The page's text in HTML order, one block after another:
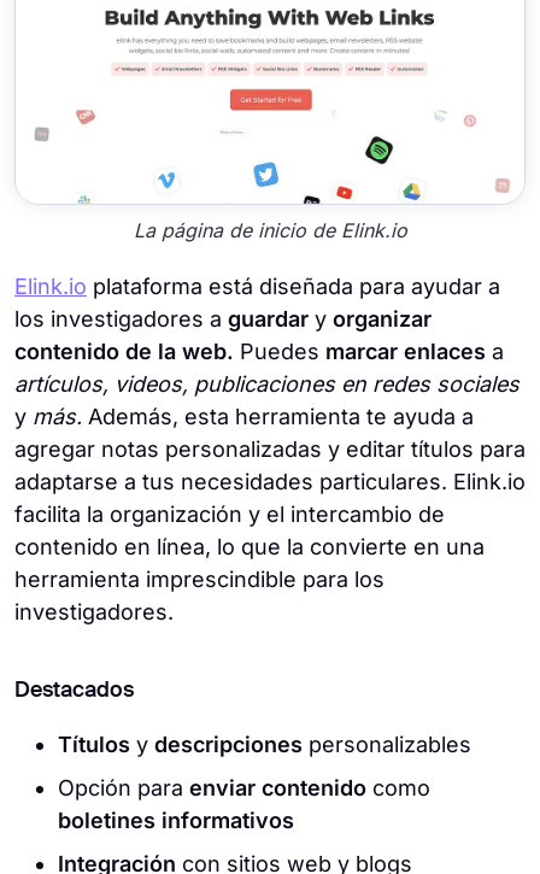
La página de inicio de Elink.io
Elink.io plataforma está diseñada para ayudar a
los investigadores a guardar y organizar
contenido de la web. Puedes marcar enlaces a
artículos, videos, publicaciones en redes sociales
y más. Además, esta herramienta te ayuda a
agregar notas personalizadas y editar títulos para
adaptarse a tus necesidades particulares. Elink.io
facilita la organización y el intercambio de
contenido en línea, lo que la convierte en una
herramienta imprescindible para los
investigadores.
Destacados
Títulos y descripciones personalizables
Opción para enviar contenido como
boletines informativos
Integración con sitios web y blogs